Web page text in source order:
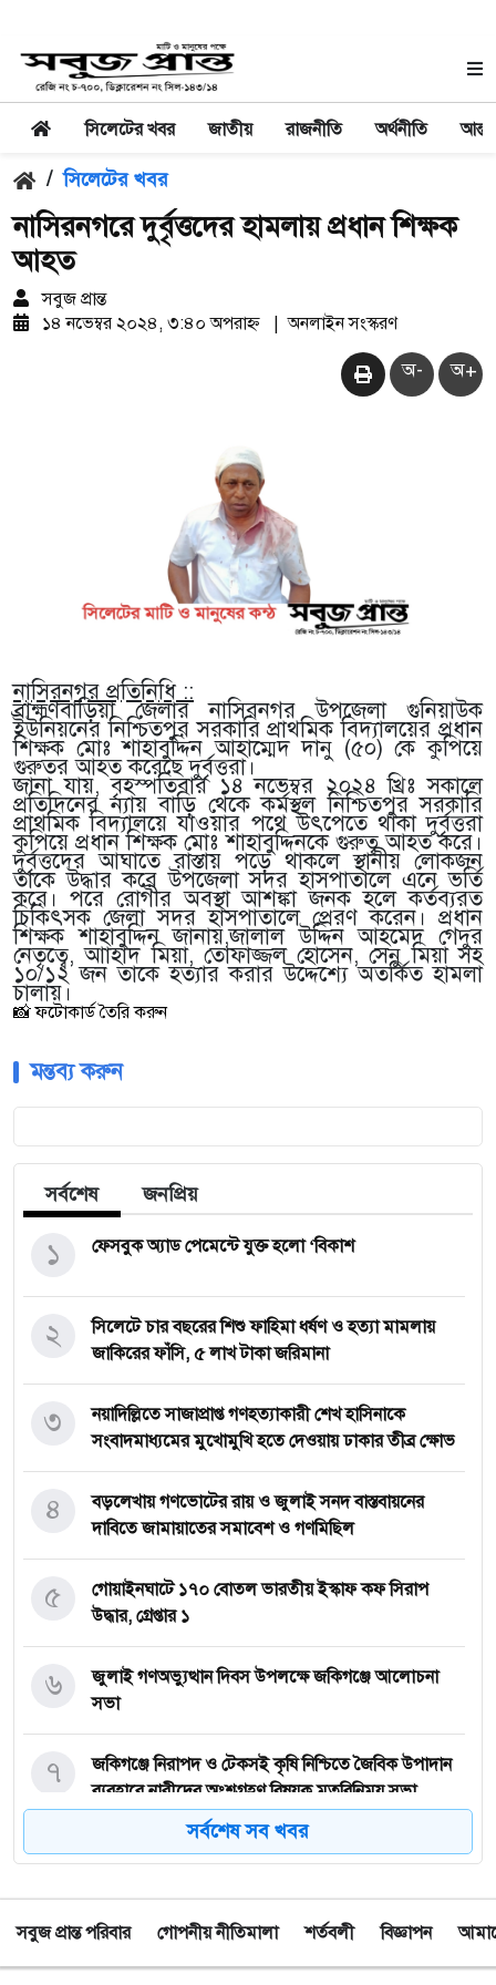
সিলেটের খবর জাতীয় রাজনীতি অর্থনীতি
/ সিলেটের খবর
নাসিরনগরে দুর্বৃত্তদের হামলায় প্রধান শিক্ষক
আহত
সবুজ প্রান্ত
১৪ নভেম্বর ২০২৪, ৩:৪০ অপরাহ্ন
অনলাইন সংস্করণ
অ- অ+
নাসিরনগর প্রতিনিধি ::
ব্রাহ্মণবাড়িয়া জেলার নাসিরনগর উপজেলা গুনিয়াউক
ইউনিয়নের নিশ্চিতপুর সরকারি প্রাথমিক বিদ্যালয়ের প্রধান
শিক্ষক মোঃ শাহাবুদ্দিন আহাম্মেদ দানু (৫০) কে কুপিয়ে
গুরুতর আহত করেছে দুর্বৃত্তরা।
জানা যায়, বৃহস্পতিবার ১৪ নভেম্বর ২০২৪ খ্রিঃ সকালে
প্রতিদিনের ন্যায় বাড়ি থেকে কর্মস্থল নিশ্চিতপুর সরকারি
প্রাথমিক বিদ্যালয়ে যাওয়ার পথে উৎপেতে থাকা দুর্বৃত্তরা
কুপিয়ে প্রধান শিক্ষক মোঃ শাহাবুদ্দিনকে গুরুত্ব আহত করে।
দুর্বৃত্তদের আঘাতে রাস্তায় পড়ে থাকলে স্থানীয় লোকজন
তাকে উদ্ধার করে উপজেলা সদর হাসপাতালে এনে ভর্তি
করে। পরে রোগীর অবস্থা আশঙ্কা জনক হলে কর্তব্যরত
চিকিৎসক জেলা সদর হাসপাতালে প্রেরণ করেন। প্রধান
শিক্ষক শাহাবুদ্দিন জানায়,জালাল উদ্দিন আহমেদ গেদুর
নেতৃত্বে, আাহাদ মিয়া, তোফাজ্জল হোসেন, সেনু মিয়া সহ
১০/১২ জন তাকে হত্যার করার উদ্দেশ্যে অতর্কিত হামলা
চালায়।
📸 ফটোকার্ড তৈরি করুন
মন্তব্য করুন
সর্বশেষ জনপ্রিয়
ফেসবুক অ্যাড পেমেন্টে যুক্ত হলো ‘বিকাশ
১
সিলেটে চার বছরের শিশু ফাহিমা ধর্ষণ ও হত্যা মামলায়
জাকিরের ফাঁসি, ৫ লাখ টাকা জরিমানা
২
নয়াদিল্লিতে সাজাপ্রাপ্ত গণহত্যাকারী শেখ হাসিনাকে
সংবাদমাধ্যমের মুখোমুখি হতে দেওয়ায় ঢাকার তীব্র ক্ষোভ
৩
বড়লেখায় গণভোটের রায় ও জুলাই সনদ বাস্তবায়নের
দাবিতে জামায়াতের সমাবেশ ও গণমিছিল
৪
গোয়াইনঘাটে ১৭০ বোতল ভারতীয় ইস্কাফ কফ সিরাপ
উদ্ধার, গ্রেপ্তার ১
৫
জুলাই গণঅভ্যুত্থান দিবস উপলক্ষে জকিগঞ্জে আলোচনা
সভা
৬
জকিগঞ্জে নিরাপদ ও টেকসই কৃষি নিশ্চিতে জৈবিক উপাদান
ব্যবহারে নারীদের অংশগ্রহণ বিষয়ক মতবিনিময় সভা
৭
টাঙ্গুয়ার হাওর অবৈধভাবে অনুপ্রবেশের দায়ে ৬ হাউসবোটে
৮
সেপ্টেম্বর থেকে সিলেট ওসমানী বিমানবন্দরে ফের বিদেশি
ফ্লাইট চালু করছে সালামএয়ার
৯
সর্বশেষ সব খবর
সবুজ প্রান্ত পরিবার গোপনীয় নীতিমালা শর্তবলী বিজ্ঞাপন